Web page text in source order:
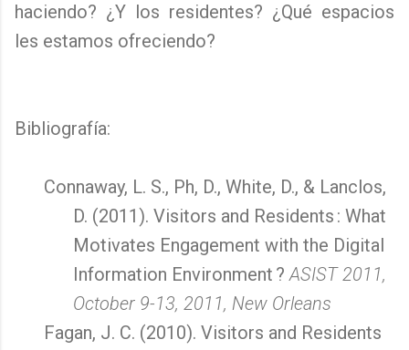
haciendo? ¿Y los residentes? ¿Qué espacios
les estamos ofreciendo?
Bibliografía:
Connaway, L. S., Ph, D., White, D., & Lanclos,
D. (2011). Visitors and Residents : What
Motivates Engagement with the Digital
Information Environment ?ASIST 2011,
October 9-13, 2011, New Orleans
Fagan, J. C. (2010). Visitors and Residents